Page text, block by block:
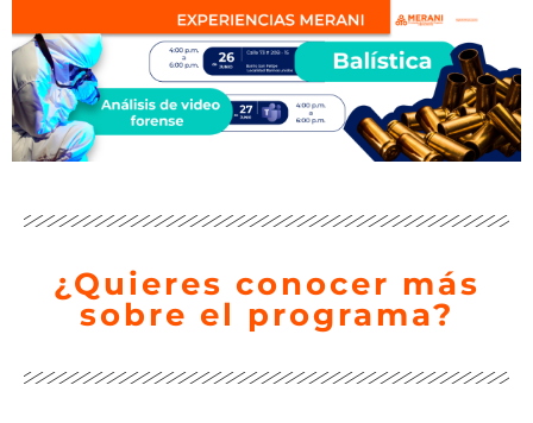
¿Quieres conocer más
sobre el programa?